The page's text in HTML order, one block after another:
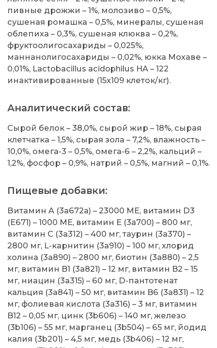
пивные дрожжи – 1%, молозиво – 0,5%,
сушеная ромашка – 0,5%, минералы, сушеная
облепиха – 0,3%, сушеная клюква – 0,2%,
фруктоолигосахариды – 0,025%,
маннанолигосахариды – 0,02%, юкка Мохаве –
0,01%, Lactobacillus acidophilus HA – 122
инактивированные (15x109 клеток/кг).
Аналитический состав:
Сырой белок – 38,0%, сырой жир – 18%, сырая
клетчатка – 1,5%, сырая зола – 7,2%, влажность –
10,0%, омега-3 – 0,5%, омега-6 – 2,2%, кальций –
1,2%, фосфор – 0,9%, натрий – 0,5%, магний – 0,1%.
Пищевые добавки:
Витамин A (3a672a) – 23000 МЕ, витамин D3
(E671) – 1000 МЕ, витамин E (3a700) – 800 мг,
витамин C (3a312) – 400 мг, таурин (3a370) –
2800 мг, L-карнитин (3a910) – 100 мг, хлорид
холина (3a890) – 2800 мг, биотин (3a880) – 2,5
мг, витамин B1 (3a821) – 12 мг, витамин B2 – 15
мг, ниацин (3a315) – 60 мг, D-пантотенат
кальция (3a841) – 50 мг, витамин B6 (3a831) – 12
мг, фолиевая кислота (3a316) – 3 мг, витамин
B12 – 0,05 мг, цинк (3b606) – 140 мг, железо
(3b106) – 55 мг, марганец (3b504) – 65 мг, йодид
калия (3b201) – 4,5 мг, медь (3b406) – 12 мг,